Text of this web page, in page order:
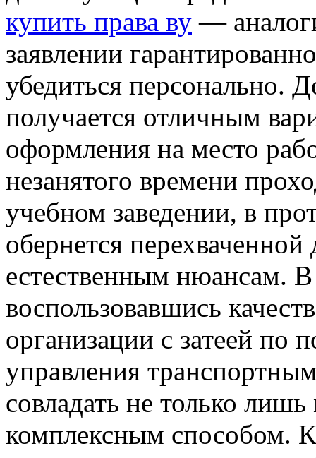
купить права ву —
заявлении
убедиться персонально.
получается отличным
оформления на место
незанятого времени
учебном заведении, в
обернется
естественным нюансам. В
воспользовавшись
организации с затеей по
управления
совладать не только
комплексным способом.